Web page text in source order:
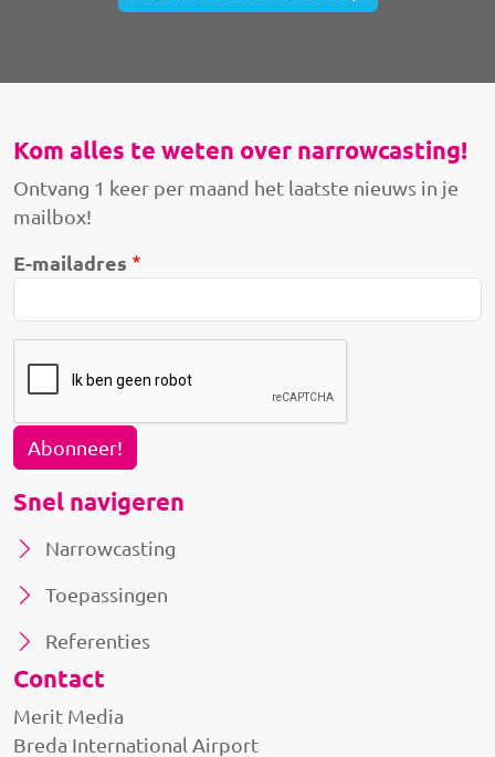
Kom alles te weten over narrowcasting!
Ontvang 1 keer per maand het laatste nieuws in je
mailbox!
E-mailadres
Abonneer!
Snel navigeren
Narrowcasting
Toepassingen
Referenties
Contact
Merit Media
Breda International Airport